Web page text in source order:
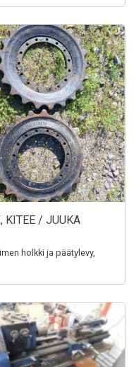
KITEE / JUUKA
holkki ja päätylevy,